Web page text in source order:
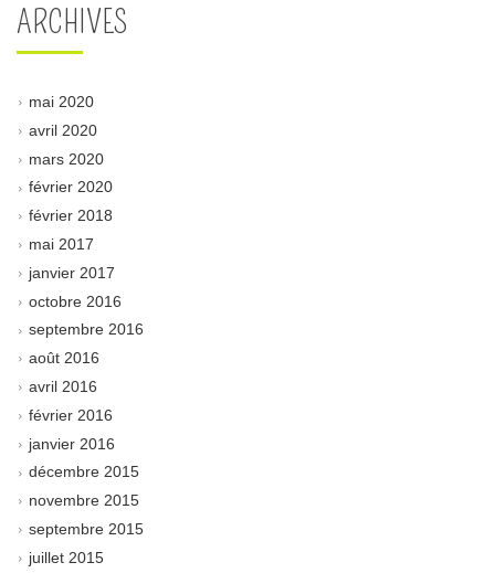
ARCHIVES
mai 2020
avril 2020
mars 2020
février 2020
février 2018
mai 2017
janvier 2017
octobre 2016
septembre 2016
août 2016
avril 2016
février 2016
janvier 2016
décembre 2015
novembre 2015
septembre 2015
juillet 2015